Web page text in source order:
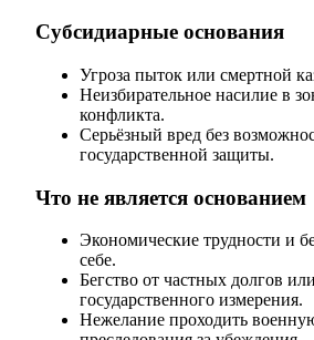
Субсидиарные основания
Угроза пыток или смертной
Неизбирательное насилие в
конфликта.
Серьёзный вред без
государственной защиты.
Что не является основанием
Экономические трудности и
себе.
Бегство от частных долгов
государственного измерения.
Нежелание проходить